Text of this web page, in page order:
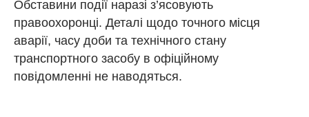
Обставини події наразі з’ясовують
правоохоронці. Деталі щодо точного місця
аварії, часу доби та технічного стану
транспортного засобу в офіційному
повідомленні не наводяться.